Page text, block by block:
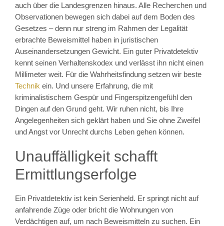
auch über die Landesgrenzen hinaus. Alle Recherchen und
Observationen bewegen sich dabei auf dem Boden des
Gesetzes – denn nur streng im Rahmen der Legalität
erbrachte Beweismittel haben in juristischen
Auseinandersetzungen Gewicht. Ein guter Privatdetektiv
kennt seinen Verhaltenskodex und verlässt ihn nicht einen
Millimeter weit. Für die Wahrheitsfindung setzen wir beste
Technik ein. Und unsere Erfahrung, die mit
kriminalistischem Gespür und Fingerspitzengefühl den
Dingen auf den Grund geht. Wir ruhen nicht, bis Ihre
Angelegenheiten sich geklärt haben und Sie ohne Zweifel
und Angst vor Unrecht durchs Leben gehen können.
Unauffälligkeit schafft
Ermittlungserfolge
Ein Privatdetektiv ist kein Serienheld. Er springt nicht auf
anfahrende Züge oder bricht die Wohnungen von
Verdächtigen auf, um nach Beweismitteln zu suchen. Ein